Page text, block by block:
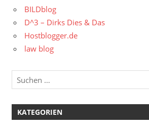
BILDblog
D^3 – Dirks Dies & Das
Hostblogger.de
law blog
KATEGORIEN